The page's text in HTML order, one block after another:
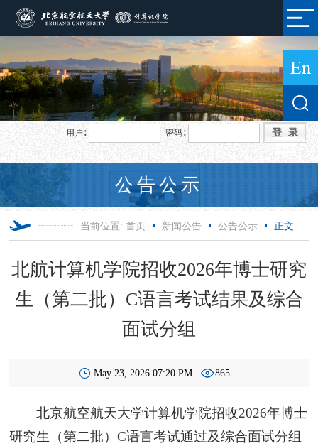
用户∶ 密码∶
公告公示
当前位置:首页 新闻公告 公告公示 正文
北航计算机学院招收2026年博士研究
生（第二批）C语言考试结果及综合
面试分组
May 23, 2026 07:20 PM 865
北京航空航天大学计算机学院招收2026年博士
研究生（第二批）C语言考试通过及综合面试分组